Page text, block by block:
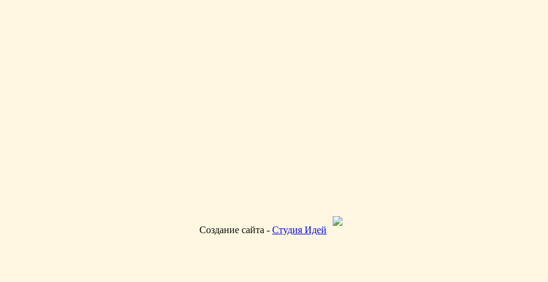
Создание сайта - Студия Идей